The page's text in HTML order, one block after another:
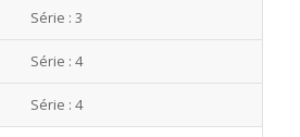
Série : 3
Série : 4
Série : 4